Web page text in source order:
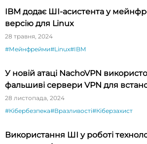
IBM додає ШI-асистента у
версію для Linux
28 травня, 2024
#Мейнфрейми#Linux#IBM
У новій атаці NachoVPN
фальшиві сервери VPN для
шкідливих оновлень
28 листопада, 2024
#Кібербезпека#Вразливості#Кіберзахист
Використання ШІ у роботі